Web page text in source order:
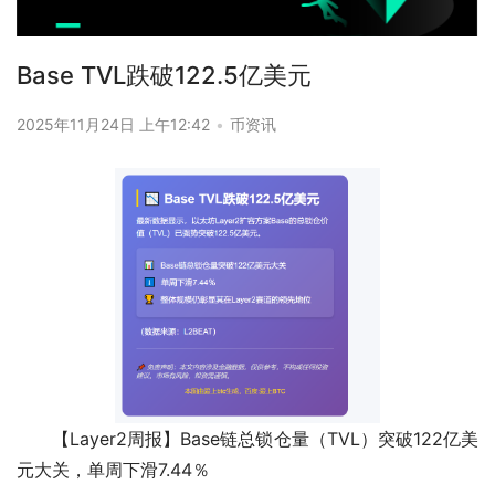
Base TVL跌破122.5亿美元
2025年11月24日 上午12:42 • 币资讯
【Layer2周报】Base链总锁仓量（TVL）突破122亿美
元大关，单周下滑7.44％